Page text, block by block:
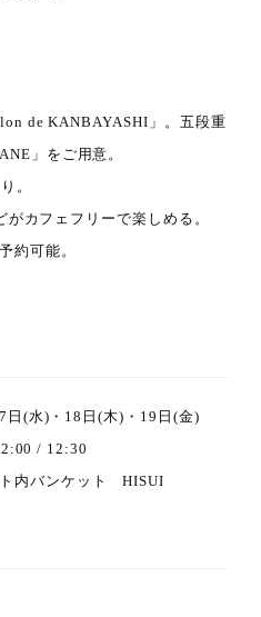
de KANBAYASHI」。五段重
」をご用意。
。
カフェフリーで楽しめる。
約可能。
日(水)・18日(木)・19日(金)
/ 12:30
内バンケット HISUI